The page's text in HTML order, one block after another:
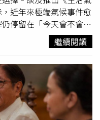
近年來極端氣候事件愈
停留在「今天會不會下
象對生活的影響遠比大
，它會影響健康、居住
，當讀懂自然環境的信
活決策。他也強調，課程
氣象真正回到生活應
你就能做出更好的判
受矚目的莫過於「買房
繼續閱讀